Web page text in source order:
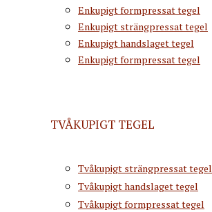
Enkupigt formpressat tegel
Enkupigt strängpressat tegel
Enkupigt handslaget tegel
Enkupigt formpressat tegel
TVÅKUPIGT TEGEL
Tvåkupigt strängpressat tegel
Tvåkupigt handslaget tegel
Tvåkupigt formpressat tegel